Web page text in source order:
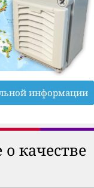
информации
качестве